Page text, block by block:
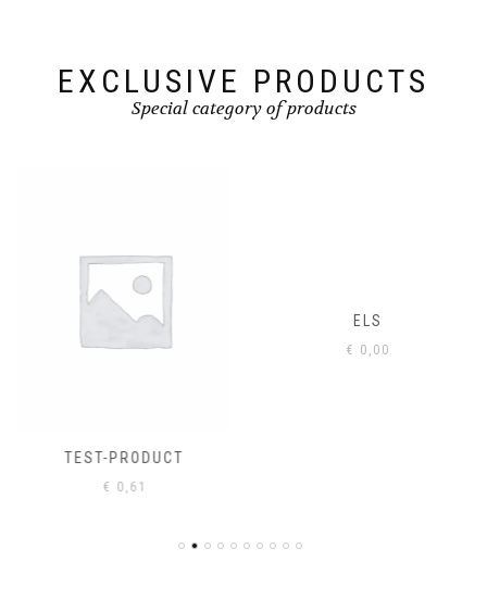
EXCLUSIVE PRODUCTS
Special category of products
TEST-PRODUCT
€0,61
ELS
€0,00